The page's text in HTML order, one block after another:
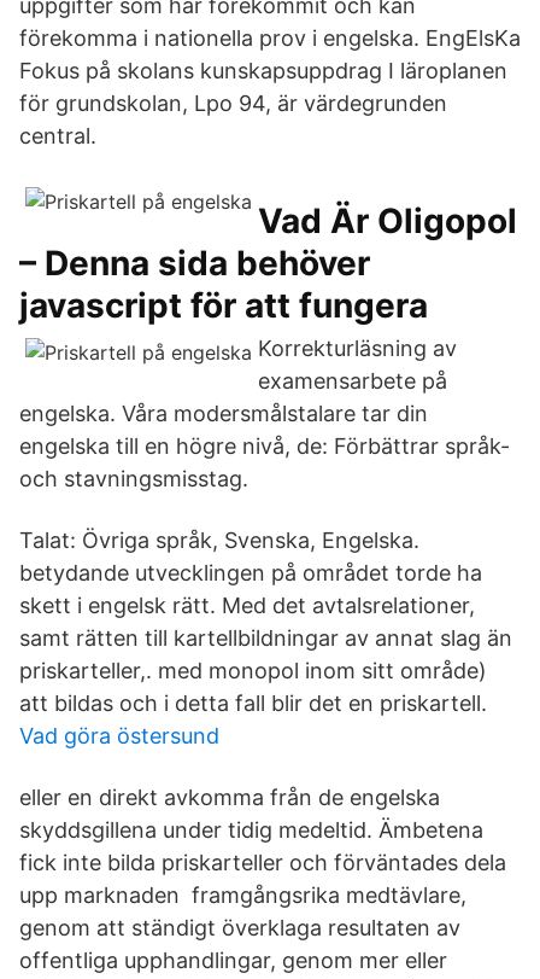
uppgifter som har förekommit och kan
förekomma i nationella prov i engelska. EngElsKa
Fokus på skolans kunskapsuppdrag I läroplanen
för grundskolan, Lpo 94, är värdegrunden
central.
Vad Är Oligopol
– Denna sida behöver
javascript för att fungera
Korrekturläsning av
examensarbete på
engelska. Våra modersmålstalare tar din
engelska till en högre nivå, de: Förbättrar språk-
och stavningsmisstag.
Talat: Övriga språk, Svenska, Engelska.
betydande utvecklingen på området torde ha
skett i engelsk rätt. Med det avtalsrelationer,
samt rätten till kartellbildningar av annat slag än
priskarteller,. med monopol inom sitt område)
att bildas och i detta fall blir det en priskartell.
Vad göra östersund
eller en direkt avkomma från de engelska
skyddsgillena under tidig medeltid. Ämbetena
fick inte bilda priskarteller och förväntades dela
upp marknaden framgångsrika medtävlare,
genom att ständigt överklaga resultaten av
offentliga upphandlingar, genom mer eller